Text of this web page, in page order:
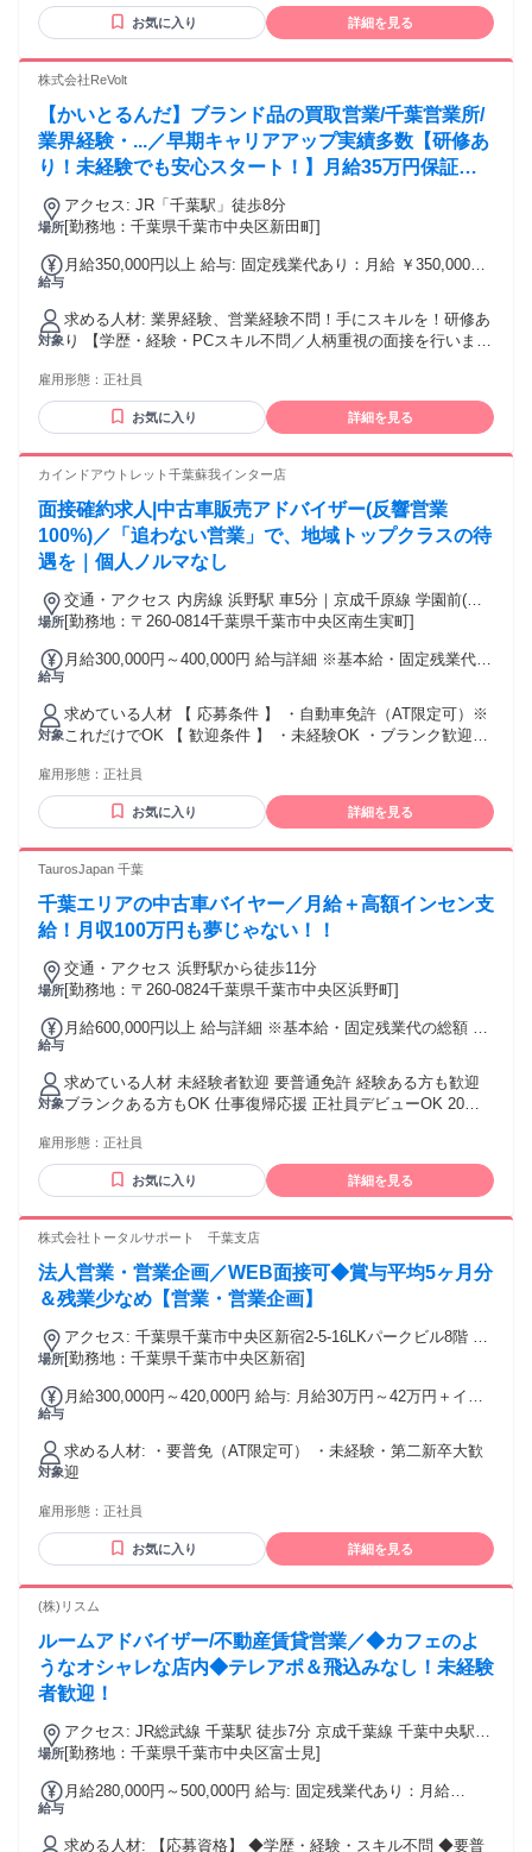
仲介営業 * 投資用不動産営業 * 仕入れ営業 などなど・・・！
【歓迎スキル】※必須ではありません！ * 不動産鑑定士 * 宅
動産経営管理士 * 建築士（1級・2級）
お気に入り 詳細を見る
株式会社ReVolt
【かいとるんだ】ブランド品の買取営業/千葉営業所/
業界経験・...／早期キャリアアップ実績多数【研修あ
り！未経験でも安心スタート！】月給35万円保証◆
毎月インセンティブの買取営業／土日休みで年休120
日以上
場所
アクセス: JR「千葉駅」徒歩8分
[勤務地：千葉県千葉市中央区新田町]
給与
月給350,000円以上 給与: 固定残業代あり：月給 ￥350,000以
む。45時間を超える残業代は追加で支給する。 ⽉給 35万円以
上 ⽉給35万円〜+毎⽉インセン＋達成報奨金＋ランキング報
奨金＋交通費＋各種⼿当＋役職⼿当 ※試⽤期間3ヶ⽉あり。
（期間中の待遇変更はありません） ★達成報奨金、ランキン
り） ★⼦ども⼿当あり（1⼈につき毎⽉1万円／規定あり） ★
マイカー通勤OK（交通費は規定内⽀給) 【初年度の年収例】
700万円〜3000万円以上可能 【年収例】 ・年収1500万円 ／
経験1年 ・年収2000万円 ／ 経験2年 ・年収3000万円 ／ 経験3
年 ★1年⽬で年収1000万円超の実績多数︕
対象
求める人材: 業界経験、営業経験不問！手にスキルを！研修あ
り 【学歴・経験・PCスキル不問／人柄重視の面接を行いま
方も大歓迎！ ★固定給＋毎月インセンティブ×土日休み年間
休日120日以上 ★早期キャリアアップの実績多数 ★初年度年
収1000万円超可能 ★年収1000万円は通過点、2000万円も可能
とに挑戦したい方（手厚い研修あり！） ・固定給に加えて、
る」環境で、安定して長く働きたい方 ・今の評価制度や待遇
に満足しておらず、成果を正当に評価してほしい方 ・安定基
盤の会社で、腰を据えて長く働きたい方 ※面接では建前や遠
慮は不要です。 「こんなこと聞いていいのかな」と思うよう
な 給与や休日についての疑問もリアルをお答えします！
【求める人材】 ✅️未経験からでも新しいことに挑戦したい方
きたい方 社会人経験10年以上の方など ミドル層も多数活躍中
す♪ ～前職こんな方必見～ 反響営業 ルート営業 法人営業
個人営業 インサイドセールス 接客販売 自動車営業 不動
産営業 など業界経験、営業経験不問！手にスキルを！研修あ
り
雇用形態： 正社員
お気に入り 詳細を見る
カインドアウトレット千葉蘇我インター店
面接確約求人|中古車販売アドバイザー(反響営業
100%)／「追わない営業」で、地域トップクラスの待
遇を｜個人ノルマなし
場所
交通・アクセス 内房線 浜野駅 車5分｜京成千原線 学園前(千
葉県)駅 車5分｜京葉道路蘇我インター降りて5分
[勤務地：〒260-0814千葉県千葉市中央区南生実町]
給与
月給300,000円～400,000円 給与詳細 ※基本給・固定残業代の
あり 1ヶ月あたり5万3300円 〜 7万1000円（固定残業時間：1
ヶ月あたり30時間） 固定残業時間を超えた勤務時間について
は別途残業代を支給する 【一律手当】 全員に一律で支払われ
る通勤・皆勤・家族手当金額：なし 全員に一律で支払われる
子供手当 非喫煙者手当 店舗達成手当 役職手当 ※研修期間3ヶ
月 ※研修期間中給与の変動あり
対象
求めている人材 【 応募条件 】 ・自動車免許（AT限定可）※
これだけでOK 【 歓迎条件 】 ・未経験OK ・ブランク歓迎、
二新卒OK ・20代、30代活躍中！ 【 優遇条件 】 自動車業界
経験者優遇 リーダー・店長・マネージャー経験者優遇 【 こ
んな方におすすめ 】 ・押し売り営業ではなく、お客様に感謝
場で働きたい ・頑張りがしっかりと評価される環境で働きた
プを目指したい方 ・感謝される仕事がしたい方 【 こんなメ
ンバーが活躍中！ 】 ・人と話すこと、喜んでもらうことが好
きな方（詳しくなくてもOK） ・未経験、フリーターの方、大
歓迎
雇用形態： 正社員
お気に入り 詳細を見る
TaurosJapan 千葉
千葉エリアの中古車バイヤー／月給＋高額インセン支
給！月収100万円も夢じゃない！！
場所
交通・アクセス 浜野駅から徒歩11分
[勤務地：〒260-0824千葉県千葉市中央区浜野町]
給与
月給600,000円以上 給与詳細 ※基本給・固定残業代の総額 基
8000円 〜（固定残業時間：1ヶ月あたり45時間） 固定残業時
間を超えた勤務時間については別途残業代を支給する 【一律
手当】 全員に一律で支払われる通勤・皆勤・家族手当金額：
なし 全員に一律で支払われるその他手当金額：なし
対象
求めている人材 未経験者歓迎 要普通免許 経験ある方も歓迎
ブランクある方もOK 仕事復帰応援 正社員デビューOK 20
重視で採用を決定するので お気軽にご応募ください！
雇用形態： 正社員
お気に入り 詳細を見る
株式会社トータルサポート 千葉支店
法人営業・営業企画／WEB面接可◆賞与平均5ヶ月分
＆残業少なめ【営業・営業企画】
場所
アクセス: 千葉県千葉市中央区新宿2-5-16LKパークビル8階 ・
千葉駅 10分 ・千葉中央駅 3分 駅チカ
[勤務地：千葉県千葉市中央区新宿]
給与
月給300,000円～420,000円 給与: 月給30万円～42万円＋イン
交通費別途支給 ※スキル・経験を考慮の上、決定いたしま
す。 ※インセンティブに上限はございません。
対象
求める人材: ・要普免（AT限定可） ・未経験・第二新卒大歓
迎
雇用形態： 正社員
お気に入り 詳細を見る
(株)リスム
ルームアドバイザー/不動産賃貸営業／◆カフェのよ
うなオシャレな店内◆テレアポ＆飛込みなし！未経験
者歓迎！
場所
アクセス: JR総武線 千葉駅 徒歩7分 京成千葉線 千葉中央駅
歩5分 千葉モノレール 葭川公園駅 歩2分 千葉県千葉市中央区
[勤務地：千葉県千葉市中央区富士見]
給与
月給280,000円～500,000円 給与: 固定残業代あり：月給
￥69,660（45時間相当分）を含む。45時間を超える残業代は
求める人材: 【応募資格】 ◆学歴・経験・スキル不問 ◆要普